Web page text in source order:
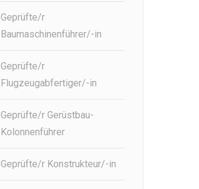
Geprüfte/r
Baumaschinenführer/-in
Geprüfte/r
Flugzeugabfertiger/-in
Geprüfte/r Gerüstbau-
Kolonnenführer
Geprüfte/r Konstrukteur/-in